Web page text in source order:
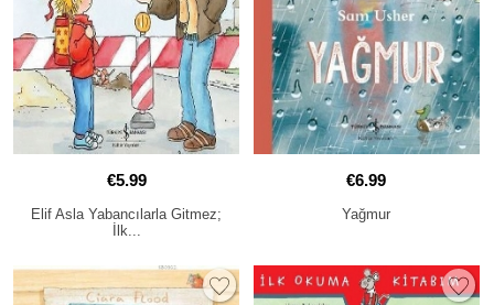
€5.99
Elif Asla Yabancılarla Gitmez;
İlk...
€6.99
Yağmur